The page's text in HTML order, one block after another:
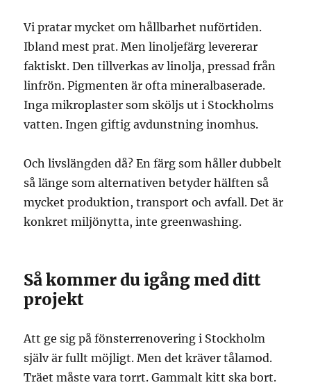
Vi pratar mycket om hållbarhet nuförtiden.
Ibland mest prat. Men linoljefärg levererar
faktiskt. Den tillverkas av linolja, pressad från
linfrön. Pigmenten är ofta mineralbaserade.
Inga mikroplaster som sköljs ut i Stockholms
vatten. Ingen giftig avdunstning inomhus.
Och livslängden då? En färg som håller dubbelt
så länge som alternativen betyder hälften så
mycket produktion, transport och avfall. Det är
konkret miljönytta, inte greenwashing.
Så kommer du igång med ditt
projekt
Att ge sig på fönsterrenovering i Stockholm
själv är fullt möjligt. Men det kräver tålamod.
Träet måste vara torrt. Gammalt kitt ska bort.